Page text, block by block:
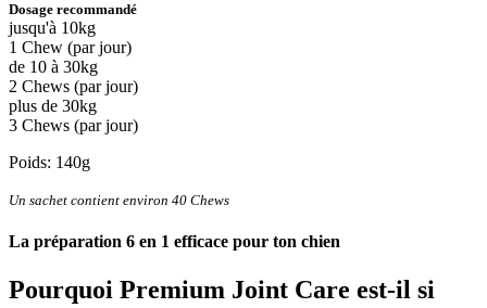
Dosage recommandé
jusqu'à 10kg
1 Chew (par jour)
de 10 à 30kg
2 Chews (par jour)
plus de 30kg
3 Chews (par jour)
Poids: 140g
Un sachet contient environ 40 Chews
La préparation 6 en 1 efficace pour ton chien
Pourquoi Premium Joint Care est-il si